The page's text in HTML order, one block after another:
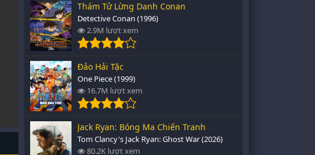
Thám Tử Lừng Danh Conan
Detective Conan (1996)
2.9M lượt xem
Đảo Hải Tặc
One Piece (1999)
16.7M lượt xem
Jack Ryan: Bóng Ma Chiến Tranh
Tom Clancy's Jack Ryan: Ghost War (2026)
80.2K lượt xem